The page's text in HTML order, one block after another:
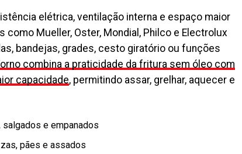
elétrica, ventilação interna e espaço maior
Mueller, Oster, Mondial, Philco e Electrolux
bandejas, grades, cesto giratório ou funções
combina a praticidade da fritura sem óleo com
capacidade, permitindo assar, grelhar, aquecer e
e empanados
pães e assados